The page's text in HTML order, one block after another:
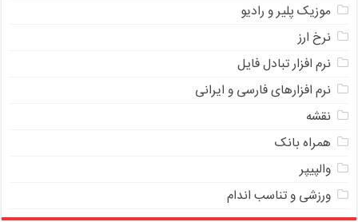
موزیک پلیر و رادیو
نرخ ارز
ﻧﺮﻡ ﺍﻓﺰﺍﺭ ﺗﺒﺎﺩﻝ ﻓﺎﻳﻞ
نرم افزارهای فارسی و ایرانی
نقشه
همراه بانک
والپیپر
ورزشی و تناسب اندام